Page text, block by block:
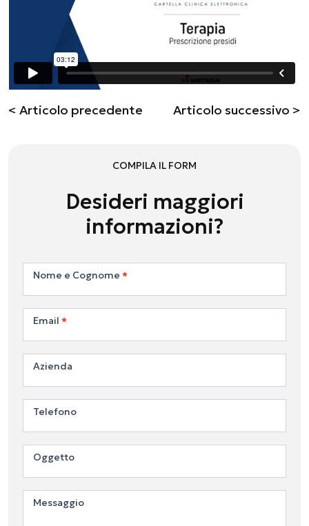
< Articolo precedente Articolo successivo >
COMPILA IL FORM
Desideri maggiori
informazioni?
Contattaci
Nome e Cognome*
Email*
Azienda
Telefono
Oggetto
Messaggio